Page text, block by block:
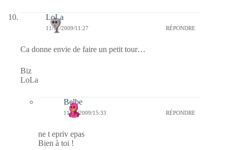
LoLa
11/11/2009/11:27 RÉPONDRE
Ca donne envie de faire un petit tour…
Biz
LoLa
Belbe
11/11/2009/15:33 RÉPONDRE
ne t epriv epas
Bien à toi !